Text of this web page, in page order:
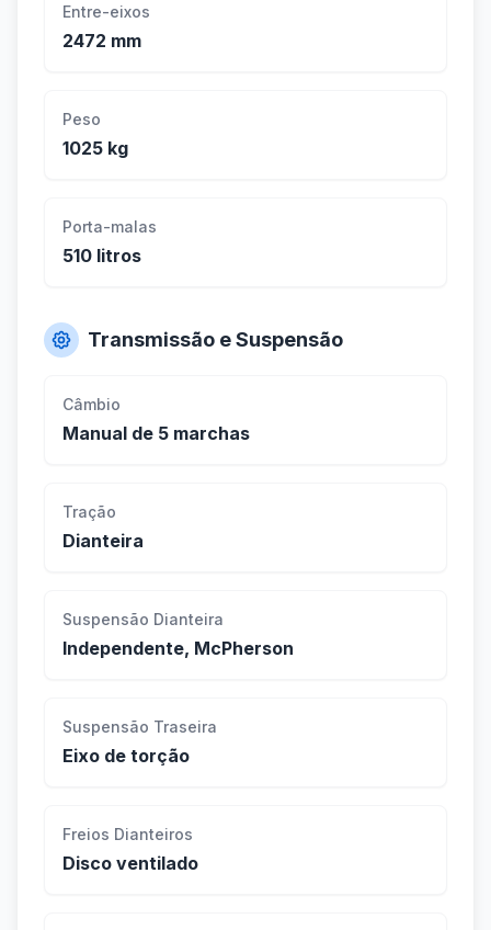
Entre-eixos
2472 mm
Peso
1025 kg
Porta-malas
510 litros
Transmissão e Suspensão
Câmbio
Manual de 5 marchas
Tração
Dianteira
Suspensão Dianteira
Independente, McPherson
Suspensão Traseira
Eixo de torção
Freios Dianteiros
Disco ventilado